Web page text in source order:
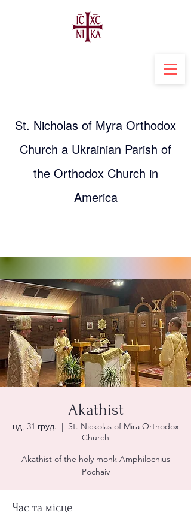
St. Nicholas of Myra Orthodox
Church a Ukrainian Parish of
the Orthodox Church in
America
Akathist
нд, 31 груд.
  |
St. Nickolas of Mira Orthodox
Church
Akathist of the holy monk Amphilochius
Pochaiv
Час та місце